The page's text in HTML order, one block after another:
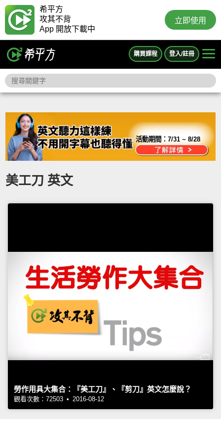
希平方
攻其不背
App 開放下載中
立即使用
購買課程 登入/註冊
活動期間：7/31 ~ 8/28
美工刀 英文
勞作用具大集合：『美工刀』、『剪刀』英文怎麼說？
觀看次數：72503 • 2016-08-12